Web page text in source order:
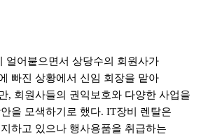
얼어붙으면서 상당수의 회원사가
빠진 상황에서 신임 회장을 맡아
, 회원사들의 권익보호와 다양한 사업을
을 모색하기로 했다. IT장비 렌탈은
하고 있으나 행사용품을 취급하는